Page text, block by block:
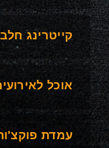
קייטרינג
אוכל
עמדת